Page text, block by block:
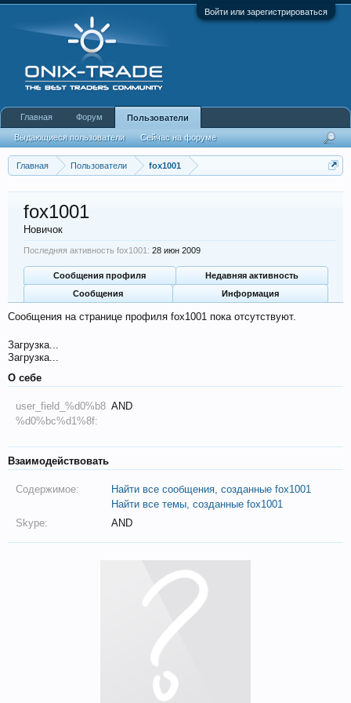
Войти или зарегистрироваться
Главная Пользователи fox1001
fox1001
Новичок
Последняя активность fox1001: 28 июн 2009
Сообщения профиля
Недавняя активность
Сообщения
Информация
Сообщения на странице профиля fox1001 пока отсутствуют.
Загрузка...
Загрузка...
О себе
user_field_%d0%b8
%d0%bc%d1%8f:
AND
Взаимодействовать
Содержимое:
Найти все сообщения, созданные fox1001
Найти все темы, созданные fox1001
Skype:
AND
Главная Форум Пользователи
Выдающиеся пользователи Сейчас на форуме
Недавняя активность Новые сообщения профиля